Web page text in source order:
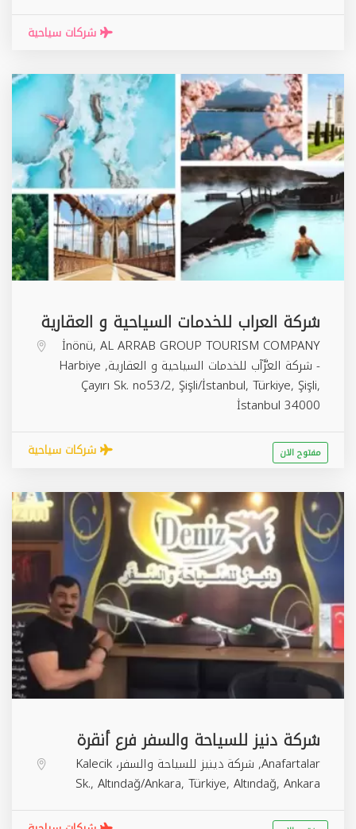
شركات سياحية
شركة العراب للخدمات السياحية و العقارية
İnönü, AL ARRAB GROUP TOURISM COMPANY
- شركة العرَّآب للخدمات السياحية و العقارية, Harbiye
Çayırı Sk. no53/2, Şişli/İstanbul, Türkiye, Şişli,
İstanbul 34000
شركات سياحية مفتوح الان
شركة دنيز للسياحة والسفر فرع أنقرة
Anafartalar, شركة دينيز للسياحة والسفر، Kalecik
Sk., Altındağ/Ankara, Türkiye, Altındağ, Ankara